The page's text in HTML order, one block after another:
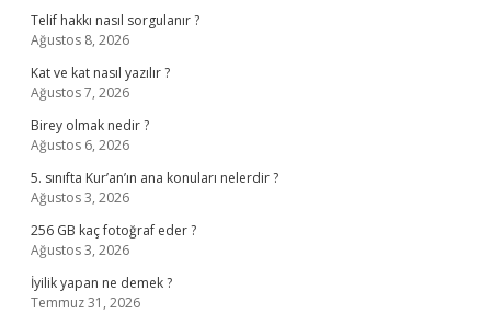
Telif hakkı nasıl sorgulanır ?
Ağustos 8, 2026
Kat ve kat nasıl yazılır ?
Ağustos 7, 2026
Birey olmak nedir ?
Ağustos 6, 2026
5. sınıfta Kur’an’ın ana konuları nelerdir ?
Ağustos 3, 2026
256 GB kaç fotoğraf eder ?
Ağustos 3, 2026
İyilik yapan ne demek ?
Temmuz 31, 2026